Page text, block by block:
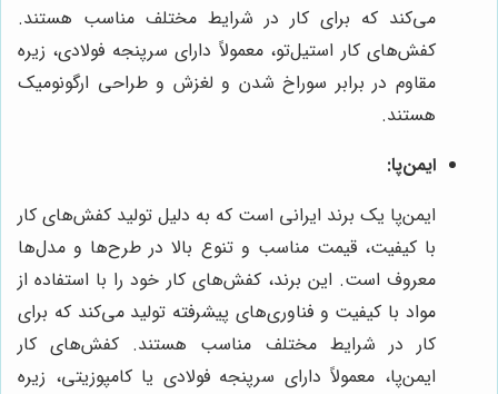
می‌کند که برای کار در شرایط مختلف مناسب هستند.
کفش‌های کار استیل‌تو، معمولاً دارای سرپنجه فولادی، زیره
مقاوم در برابر سوراخ شدن و لغزش و طراحی ارگونومیک
هستند.
ایمن‌پا:
ایمن‌پا یک برند ایرانی است که به دلیل تولید کفش‌های کار
با کیفیت، قیمت مناسب و تنوع بالا در طرح‌ها و مدل‌ها
معروف است. این برند، کفش‌های کار خود را با استفاده از
مواد با کیفیت و فناوری‌های پیشرفته تولید می‌کند که برای
کار در شرایط مختلف مناسب هستند. کفش‌های کار
ایمن‌پا، معمولاً دارای سرپنجه فولادی یا کامپوزیتی، زیره